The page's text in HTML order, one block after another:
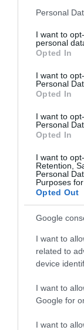
Please note that
not limited to
grant or deny
use your data
consent section.
Personal
I want to
personal
Opted In
I want to
Personal
Opted In
I want to
Personal
Opted In
I want to
Retention,
Personal
Purposes
Opted Out
Google
I want to
related to
device
I want to
Google for
I want to
ΑΦΡΟΔΙΤΗ ΠΑΝΟΥ
06.08.2026 | 07:00
Ανάρτηση
πεθαίνει μεν
05.08.2026 | 22:20
δουλειά μπροστά
αυτοψίες
ΑΦΡΟΔΙΤΗ ΠΑΝΟΥ
PODCASTS
Μπαλατσούκας
πυροσβέστες
στήριξη»